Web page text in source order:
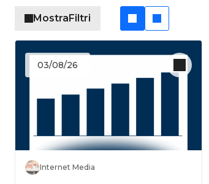
MostraFiltri
03/08/26
Internet Media